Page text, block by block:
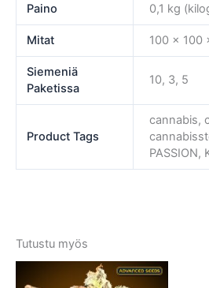
Paino 0,1 kg
Mitat 100 × 100
Siemeniä
Paketissa
10, 3, 5
Product Tags
cannabis,
PASSION,
Tutustu myös
Tällä